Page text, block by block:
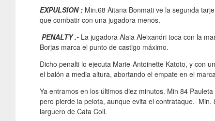
EXPULSION : Min.68 Aitana Bonmati ve la segunda
que combatir con una jugadora menos.
PENALTY .- La jugadora Alaia Aleixandri toca con la
Borjas marca el punto de castigo máximo.
Dicho penalti lo ejecuta Marie-Antoinette Katoto, y con
el balón a media altura, abortando el empate en el
Ya entramos en los últimos diez minutos. Min 84
pero pierde la pelota, aunque evita el contrataque.
larguero de Cata Coll.